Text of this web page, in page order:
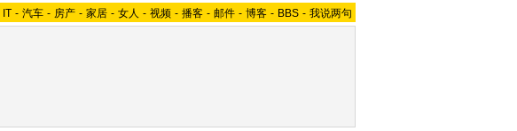
IT - 汽车 - 房产 - 家居 - 女人 - 视频 - 播客 - 邮件 - 博客 - BBS - 我说两句